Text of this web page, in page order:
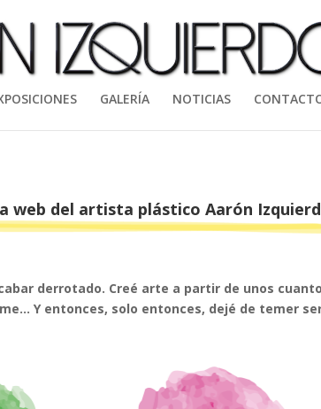
GALERÍA NOTICIAS
web del artista plástico Aarón
derrotado. Creé arte a partir de unos
Y entonces, solo entonces, dejé de temer